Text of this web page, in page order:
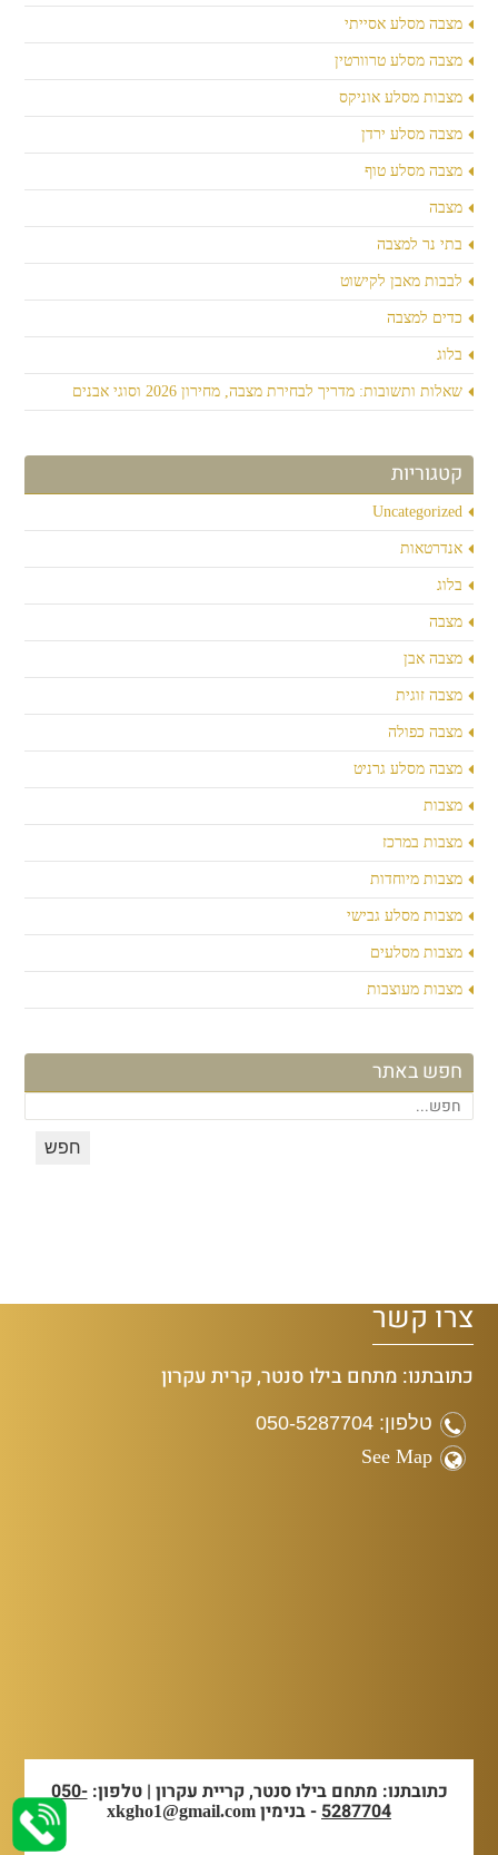
מצבה מסלע אסייתי
מצבה מסלע טרוורטין
מצבות מסלע אוניקס
מצבה מסלע ירדן
מצבה מסלע טוף
מצבה
בתי נר למצבה
לבבות מאבן לקישוט
כדים למצבה
בלוג
שאלות ותשובות: מדריך לבחירת מצבה, מחירון 2026 וסוגי אבנים
קטגוריות
Uncategorized
אנדרטאות
בלוג
מצבה
מצבה אבן
מצבה זוגית
מצבה כפולה
מצבה מסלע גרניט
מצבות
מצבות במרכז
מצבות מיוחדות
מצבות מסלע גבישי
מצבות מסלעים
מצבות מעוצבות
חפש באתר
צרו קשר
כתובתנו: מתחם בילו סנטר, קרית עקרון
טלפון: 050-5287704
See Map
כתובתנו: מתחם בילו סנטר, קריית עקרון | טלפון:050-
5287704- בנימין xkgho1@gmail.com